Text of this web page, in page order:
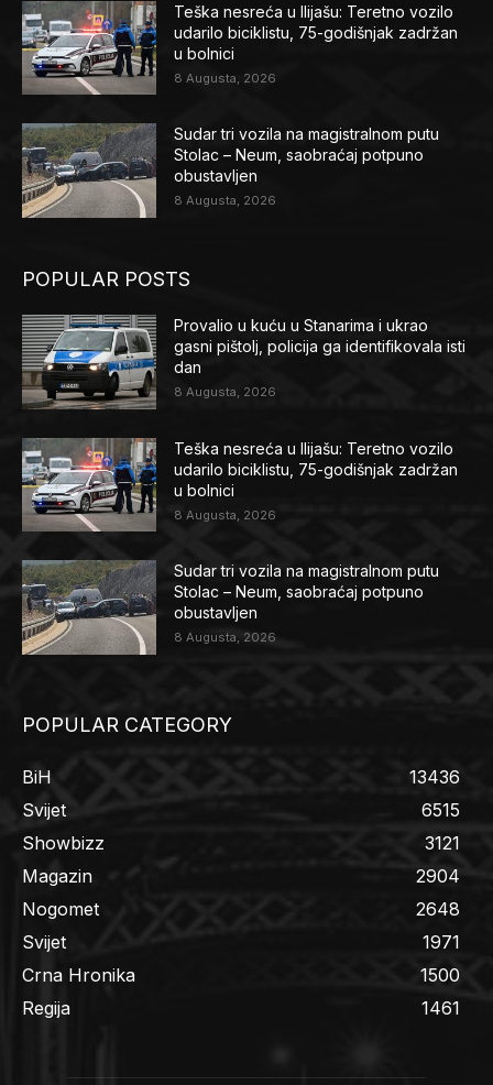
Teška nesreća u Ilijašu: Teretno vozilo
udarilo biciklistu, 75-godišnjak zadržan
u bolnici
8 Augusta, 2026
Sudar tri vozila na magistralnom putu
Stolac – Neum, saobraćaj potpuno
obustavljen
8 Augusta, 2026
POPULAR POSTS
Provalio u kuću u Stanarima i ukrao
gasni pištolj, policija ga identifikovala isti
dan
8 Augusta, 2026
Teška nesreća u Ilijašu: Teretno vozilo
udarilo biciklistu, 75-godišnjak zadržan
u bolnici
8 Augusta, 2026
Sudar tri vozila na magistralnom putu
Stolac – Neum, saobraćaj potpuno
obustavljen
8 Augusta, 2026
POPULAR CATEGORY
BiH
13436
Svijet
6515
Showbizz
3121
Magazin
2904
Nogomet
2648
Svijet
1971
Crna Hronika
1500
Regija
1461